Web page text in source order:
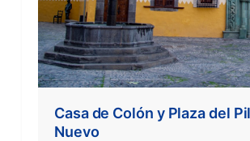
Casa de Colón y Plaza del
Nuevo